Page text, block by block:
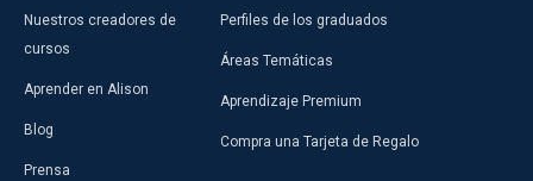
Nuestros creadores de
cursos
Aprender en Alison
Blog
Prensa
Perfiles de los graduados
Áreas Temáticas
Aprendizaje Premium
Compra una Tarjeta de Regalo